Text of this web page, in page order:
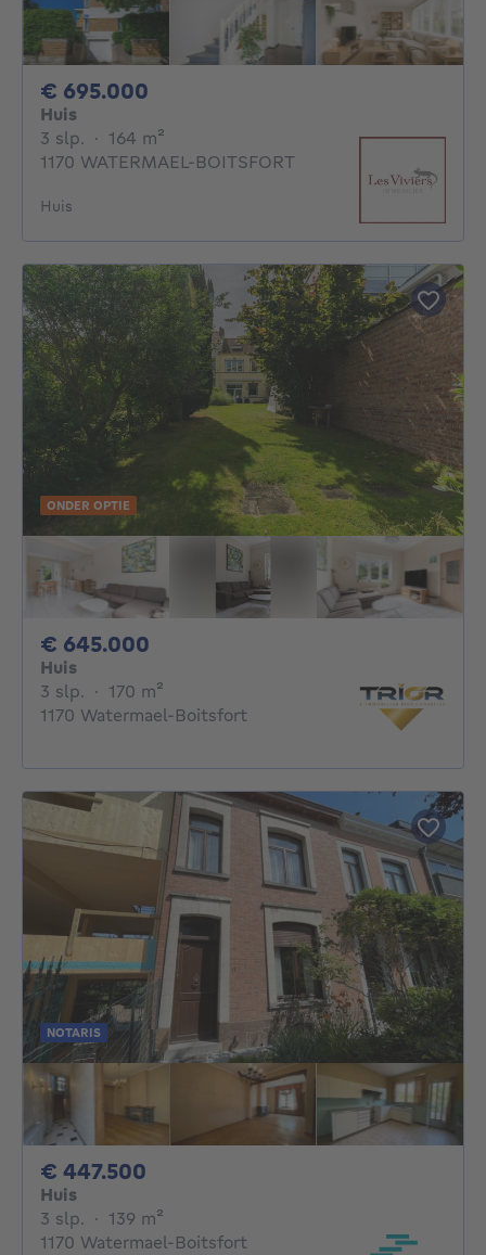
€ 695.000
Huis
3 slp. 3 slaapkamers
· 164 m²
1170 WATERMAEL-BOITSFORT
Huis
ONDER OPTIE
€ 645.000
Huis
3 slp. 3 slaapkamers
· 170 m²
1170 Watermael-Boitsfort
NOTARIS
€ 447.500
Huis
3 slp. 3 slaapkamers
· 139 m²
1170 Watermael-Boitsfort